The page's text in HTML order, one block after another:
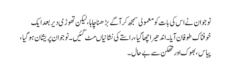
نوجوان نے اس کی بات کو معمولی سمجھ کر آگے بڑھنا چاہا، لیکن تھوڑی دیر بعد ایک
خوفناک طوفان آیا۔ اندھیرا چھا گیا، راستے کی نشانیاں مٹ گئیں۔ نوجوان پریشان ہو گیا،
پیاس، بھوک اور تھکن سے بے حال۔